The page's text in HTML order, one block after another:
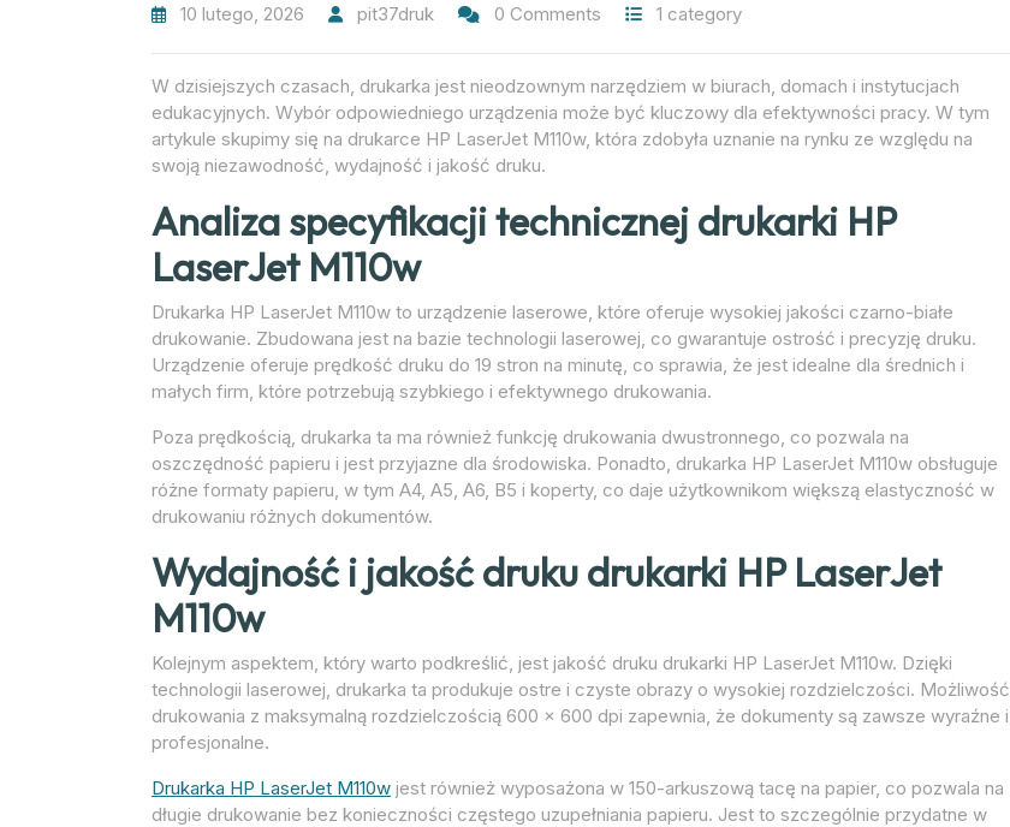
10 lutego, 2026 pit37druk 0 Comments 1 category
W dzisiejszych czasach, drukarka jest nieodzownym narzędziem w biurach, domach i instytucjach
edukacyjnych. Wybór odpowiedniego urządzenia może być kluczowy dla efektywności pracy. W tym
artykule skupimy się na drukarce HP LaserJet M110w, która zdobyła uznanie na rynku ze względu na
swoją niezawodność, wydajność i jakość druku.
Analiza specyfikacji technicznej drukarki HP
LaserJet M110w
Drukarka HP LaserJet M110w to urządzenie laserowe, które oferuje wysokiej jakości czarno-białe
drukowanie. Zbudowana jest na bazie technologii laserowej, co gwarantuje ostrość i precyzję druku.
Urządzenie oferuje prędkość druku do 19 stron na minutę, co sprawia, że jest idealne dla średnich i
małych firm, które potrzebują szybkiego i efektywnego drukowania.
Poza prędkością, drukarka ta ma również funkcję drukowania dwustronnego, co pozwala na
oszczędność papieru i jest przyjazne dla środowiska. Ponadto, drukarka HP LaserJet M110w obsługuje
różne formaty papieru, w tym A4, A5, A6, B5 i koperty, co daje użytkownikom większą elastyczność w
drukowaniu różnych dokumentów.
Wydajność i jakość druku drukarki HP LaserJet
M110w
Kolejnym aspektem, który warto podkreślić, jest jakość druku drukarki HP LaserJet M110w. Dzięki
technologii laserowej, drukarka ta produkuje ostre i czyste obrazy o wysokiej rozdzielczości. Możliwość
drukowania z maksymalną rozdzielczością 600 x 600 dpi zapewnia, że dokumenty są zawsze wyraźne i
profesjonalne.
Drukarka HP LaserJet M110w jest również wyposażona w 150-arkuszową tacę na papier, co pozwala na
długie drukowanie bez konieczności częstego uzupełniania papieru. Jest to szczególnie przydatne w